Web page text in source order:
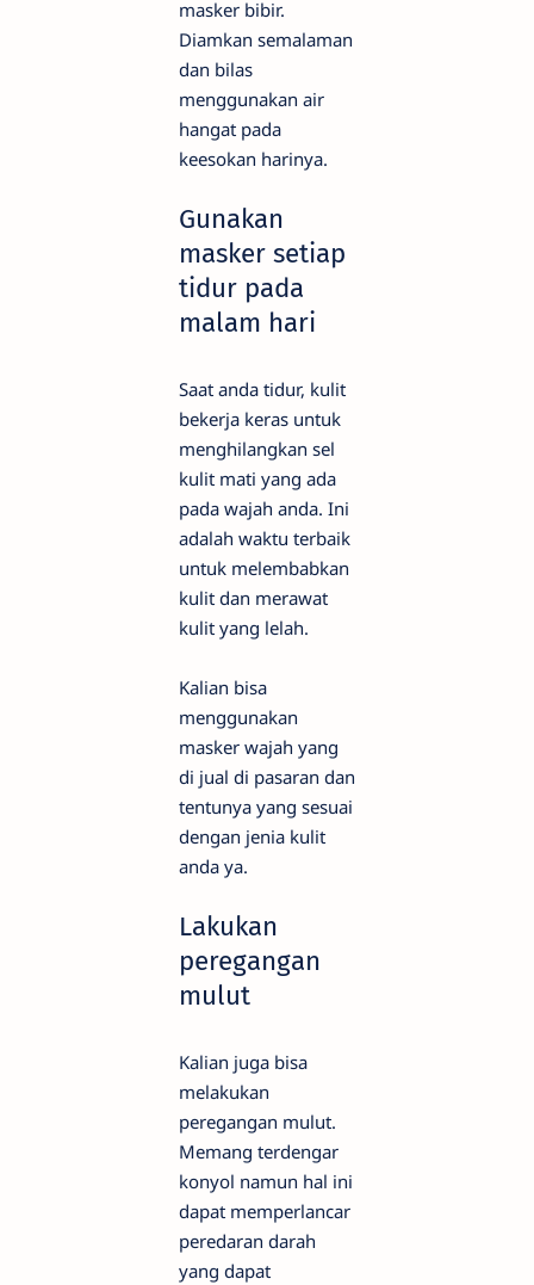
masker bibir.
Diamkan semalaman
dan bilas
menggunakan air
hangat pada
keesokan harinya.
Gunakan
masker setiap
tidur pada
malam hari
Saat anda tidur, kulit
bekerja keras untuk
menghilangkan sel
kulit mati yang ada
pada wajah anda. Ini
adalah waktu terbaik
untuk melembabkan
kulit dan merawat
kulit yang lelah.
Kalian bisa
menggunakan
masker wajah yang
di jual di pasaran dan
tentunya yang sesuai
dengan jenia kulit
anda ya.
Lakukan
peregangan
mulut
Kalian juga bisa
melakukan
peregangan mulut.
Memang terdengar
konyol namun hal ini
dapat memperlancar
peredaran darah
yang dapat